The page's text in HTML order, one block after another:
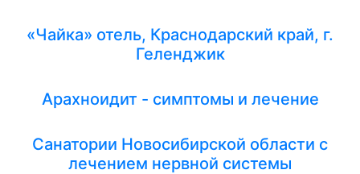
«Чайка» отель, Краснодарский край, г.
Геленджик
Арахноидит - симптомы и лечение
Санатории Новосибирской области с
лечением нервной системы